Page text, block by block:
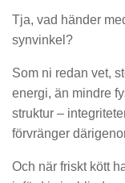
Tja, vad händer
synvinkel?
Som ni redan vet,
energi, än mindre
struktur –
förvränger
Och när friskt kött